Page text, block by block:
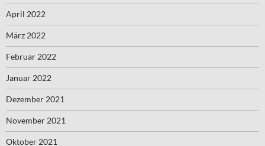
April 2022
März 2022
Februar 2022
Januar 2022
Dezember 2021
November 2021
Oktober 2021